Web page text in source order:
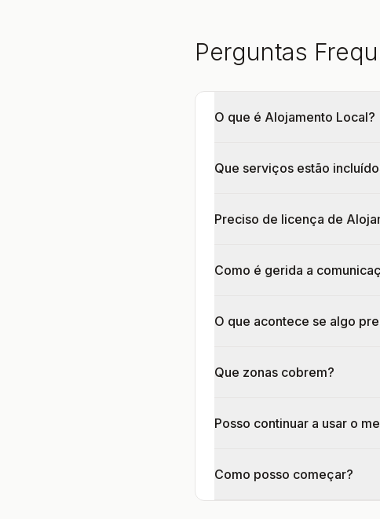
Perguntas
O que é Alojamento Local?
Que serviços estão
Preciso de licença de
Como é gerida a
O que acontece se algo
Que zonas cobrem?
Posso continuar a usar o
Como posso começar?